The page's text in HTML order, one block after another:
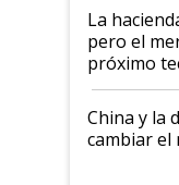
La
pero el
próximo
China y la
cambiar el